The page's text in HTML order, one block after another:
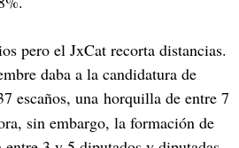
pero el JxCat recorta distancias.
daba a la candidatura de
escaños, una horquilla de entre 7
sin embargo, la formación de